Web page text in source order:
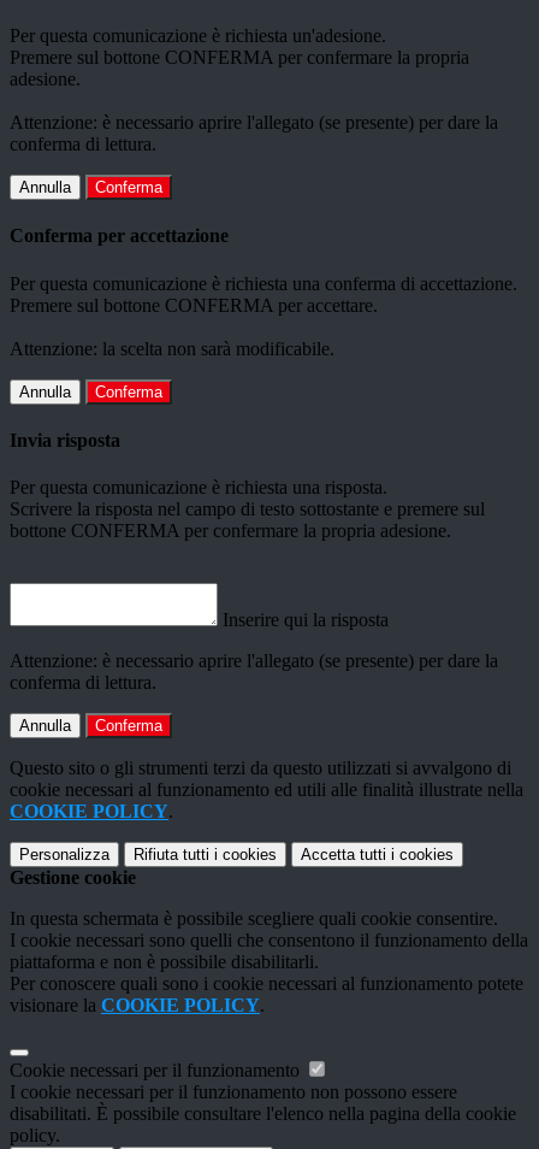
Per questa comunicazione è richiesta un'adesione.
Premere sul bottone CONFERMA per confermare la propria
adesione.
Attenzione: è necessario aprire l'allegato (se presente) per dare la
conferma di lettura.
Annulla Conferma
Conferma per accettazione
Per questa comunicazione è richiesta una conferma di accettazione.
Premere sul bottone CONFERMA per accettare.
Attenzione: la scelta non sarà modificabile.
Annulla Conferma
Invia risposta
Per questa comunicazione è richiesta una risposta.
Scrivere la risposta nel campo di testo sottostante e premere sul
bottone CONFERMA per confermare la propria adesione.
Inserire qui la risposta
Attenzione: è necessario aprire l'allegato (se presente) per dare la
conferma di lettura.
Annulla Conferma
Questo sito o gli strumenti terzi da questo utilizzati si avvalgono di
cookie necessari al funzionamento ed utili alle finalità illustrate nella
COOKIE POLICY.
Personalizza Rifiuta tutti i cookies Accetta tutti i cookies
Gestione cookie
In questa schermata è possibile scegliere quali cookie consentire.
I cookie necessari sono quelli che consentono il funzionamento della
piattaforma e non è possibile disabilitarli.
Per conoscere quali sono i cookie necessari al funzionamento potete
visionare la COOKIE POLICY.
Cookie necessari per il funzionamento
I cookie necessari per il funzionamento non possono essere
disabilitati. È possibile consultare l'elenco nella pagina della cookie
policy.